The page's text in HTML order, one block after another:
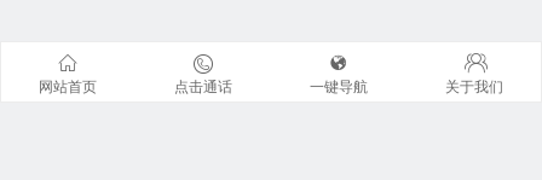
网站首页 点击通话 一键导航 关于我们